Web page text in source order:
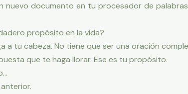
nuevo documento en tu procesador de
propósito en la vida?
a tu cabeza. No tiene que ser una oración
que te haga llorar. Ese es tu propósito.